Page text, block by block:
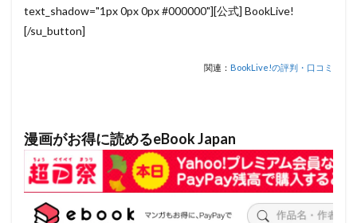
text_shadow="1px 0px 0px #000000"][公式] BookLive!
[/su_button]
関連： BookLive!の評判・口コミ
漫画がお得に読めるeBook Japan